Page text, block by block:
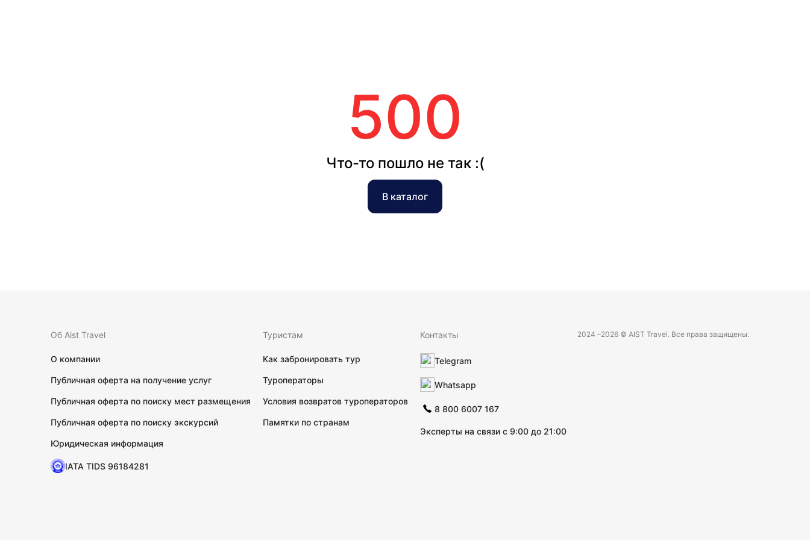
500
Что-то пошло не так :(
В каталог
Об Aist Travel
О компании
Публичная оферта на получение услуг
Публичная оферта по поиску мест размещения
Публичная оферта по поиску экскурсий
Юридическая информация
IATA TIDS 96184281
Туристам
Как забронировать тур
Туроператоры
Условия возвратов туроператоров
Памятки по странам
Контакты
Telegram
Whatsapp
8 800 6007 167
Эксперты на связи с 9:00 до 21:00
2024 –2026 © AIST Travel. Все права защищены.